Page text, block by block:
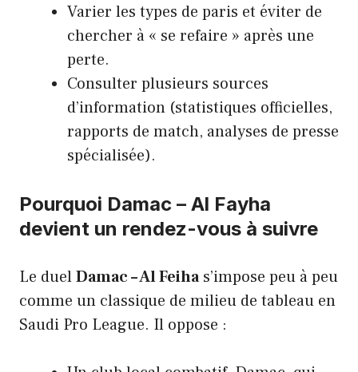
Varier les types de paris et éviter de
chercher à « se refaire » après une
perte.
Consulter plusieurs sources
d’information (statistiques officielles,
rapports de match, analyses de presse
spécialisée).
Pourquoi Damac – Al Fayha
devient un rendez-vous à suivre
Le duelDamac – Al Feihas’impose peu à peu
comme un classique de milieu de tableau en
Saudi Pro League. Il oppose :